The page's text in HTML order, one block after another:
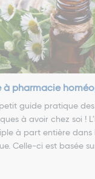
à pharmacie
guide pratique
à avoir chez soi !
à part entière dans
Celle-ci est basée